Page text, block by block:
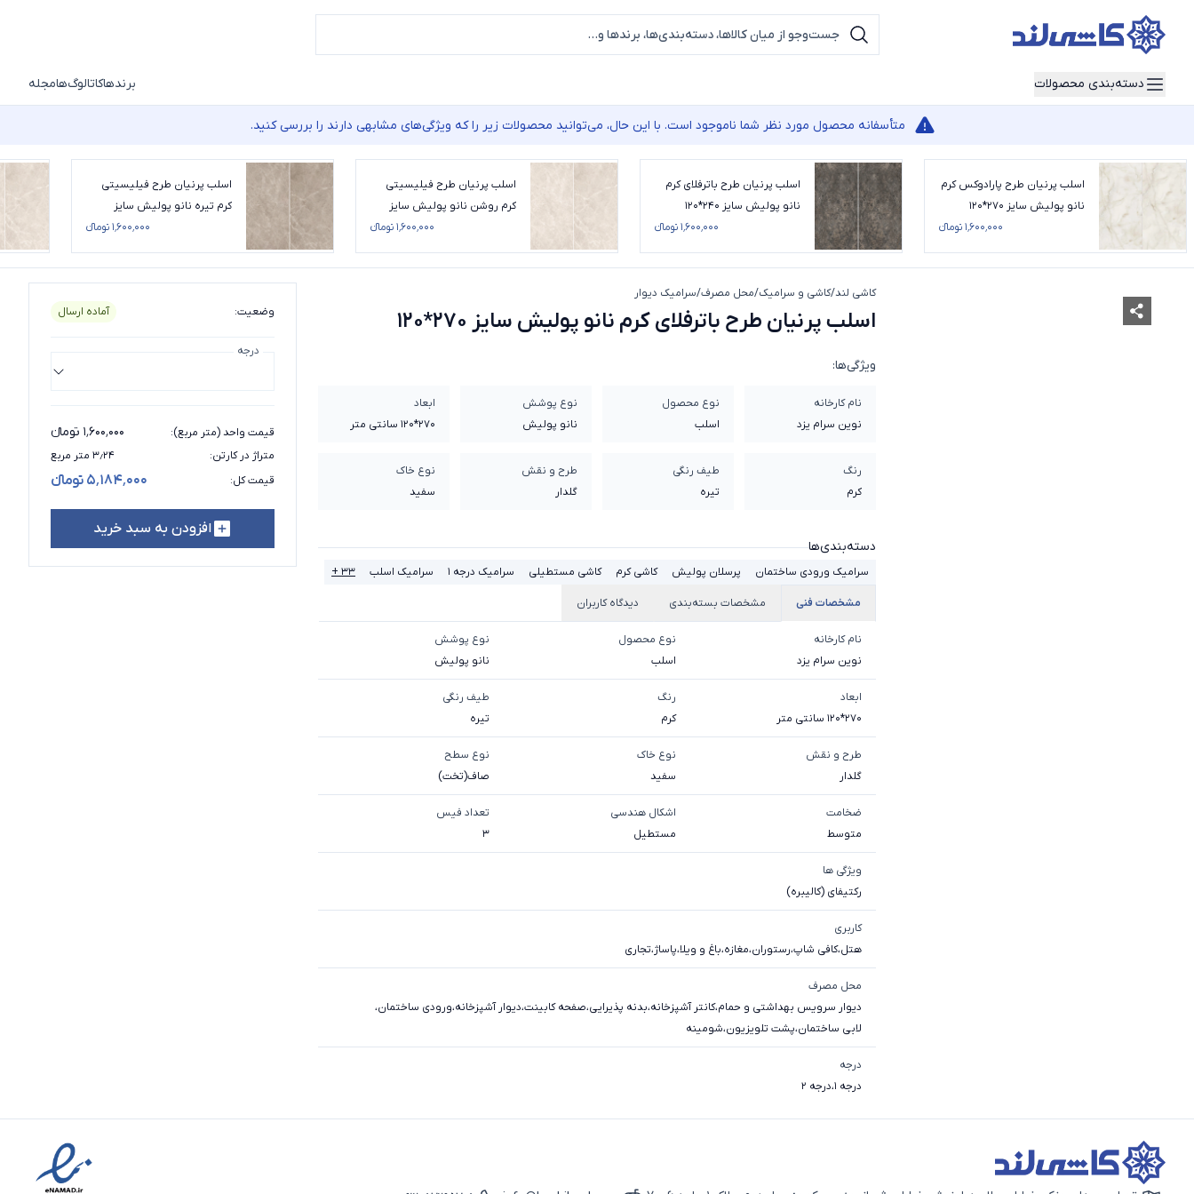
دسته‌بندی محصولات برندهاکاتالوگ‌هامجله
متأسفانه محصول مورد نظر شما ناموجود است. با این حال، می‌توانید محصولات زیر را که ویژگی‌های مشابهی دارند را بررسی کنید.
اسلب پرنیان طرح پارادوکس کرم
نانو پولیش سایز 270*120
۱٬۶۰۰٬۰۰۰ تومانء
اسلب پرنیان طرح باترفلای کرم
نانو پولیش سایز 240*120
۱٬۶۰۰٬۰۰۰ تومانء
اسلب پرنیان طرح فیلیسیتی
کرم روشن نانو پولیش سایز
۱٬۶۰۰٬۰۰۰ تومانء
اسلب پرنیان طرح فیلیسیتی
کرم تیره نانو پولیش سایز
۱٬۶۰۰٬۰۰۰ تومانء
کاشی لند/کاشی و سرامیک/محل مصرف/سرامیک دیوار
اسلب پرنیان طرح باترفلای کرم نانو پولیش سایز 270*120
اسلب پرنیان طرح باترفلای کرم نانو پولیش سایز 270*120 وضعیت: آماده ارسال
درجه
قیمت واحد (متر مربع): ۱٬۶۰۰٬۰۰۰ تومانء
متراژ در کارتن:
۳٫۲۴ متر مربع
قیمت کل: ۵٬۱۸۴٬۰۰۰ تومانء
افزودن به سبد خرید
ویژگی‌ها:
نام کارخانه
نوین سرام یزد
نوع محصول
اسلب
نوع پوشش
نانو پولیش
ابعاد
270*120 سانتی متر
رنگ
کرم
طیف رنگی
تیره
طرح و نقش
گلدار
نوع خاک
سفيد
دسته‌بندی‌ها
سرامیک ورودی ساختمان پرسلان پولیش کاشی کرم کاشی مستطیلی سرامیک درجه 1 سرامیک اسلب ۳۳ +
مشخصات فنی مشخصات بسته‌بندی دیدگاه کاربران
نام کارخانه
نوین سرام یزد
نوع محصول
اسلب
نوع پوشش
نانو پولیش
ابعاد
270*120 سانتی متر
رنگ
کرم
طیف رنگی
تیره
طرح و نقش
گلدار
نوع خاک
سفيد
نوع سطح
صاف(تخت)
ضخامت
متوسط
اشکال هندسی
مستطیل
تعداد فیس
3
ویژگی ها
رکتیفای (کالیبره)
کاربری
هتل،کافی شاپ،رستوران،مغازه،باغ و ویلا،پاساژ،تجاری
محل مصرف
دیوار سرویس بهداشتی و حمام،کانتر آشپزخانه،بدنه پذیرایی،صفحه کابینت،دیوار آشپزخانه،ورودی ساختمان،
لابی ساختمان،پشت تلویزیون،شومینه
درجه
درجه 1 ،درجه 2